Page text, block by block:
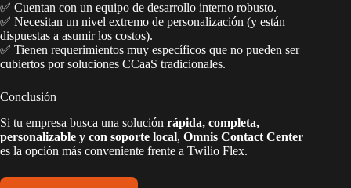
✅ Cuentan con un equipo de desarrollo interno robusto.
✅ Necesitan un nivel extremo de personalización (y están
dispuestas a asumir los costos).
✅ Tienen requerimientos muy específicos que no pueden ser
cubiertos por soluciones CCaaS tradicionales.
Conclusión
Si tu empresa busca una solución rápida, completa,
personalizable y con soporte local, Omnis Contact Center
es la opción más conveniente frente a Twilio Flex.